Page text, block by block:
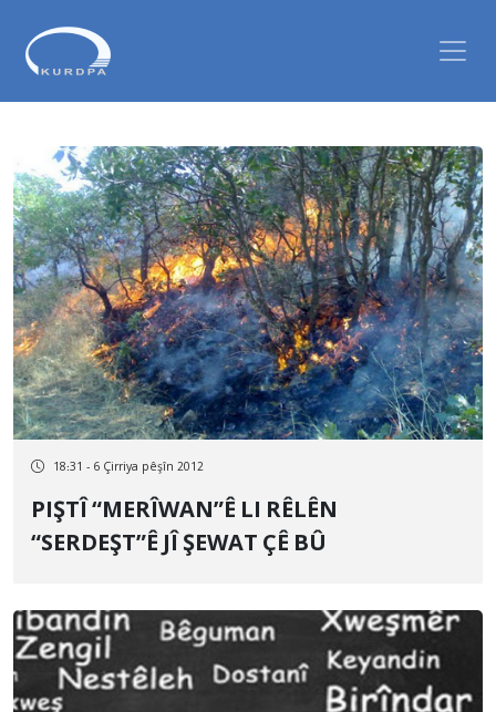
18:31 - 6 Çirriya pêşîn 2012
PIŞTÎ “MERÎWAN”Ê LI RÊLÊN
“SERDEŞT”Ê JÎ ŞEWAT ÇÊ BÛ